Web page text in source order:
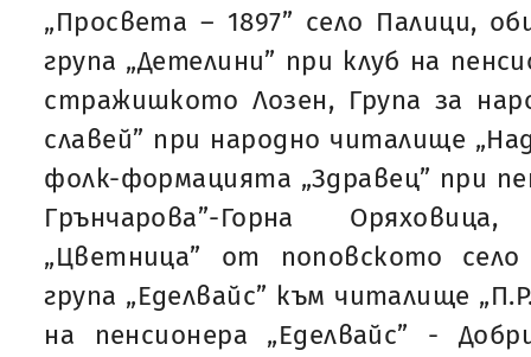
„Просвета – 1897” село Палици,
група „Детелини” при клуб на
стражишкото Лозен, Група за
славей” при народно читалище
фолк-формацията „Здравец” при
Грънчарова”-Горна
„Цветница” от поповското
група „Еделвайс” към читалище
на пенсионера „Еделвайс” -